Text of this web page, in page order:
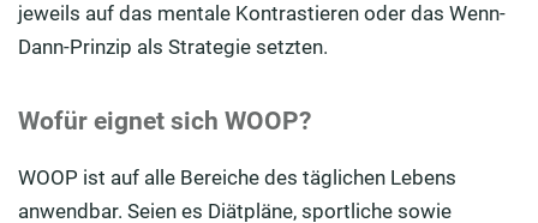
jeweils auf das mentale Kontrastieren oder das Wenn-
Dann-Prinzip als Strategie setzten.
Wofür eignet sich WOOP?
WOOP ist auf alle Bereiche des täglichen Lebens
anwendbar. Seien es Diätpläne, sportliche sowie